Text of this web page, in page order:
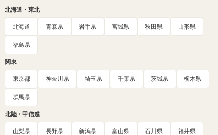
北海道・東北
北海道 青森県 岩手県 宮城県 秋田県 山形県
福島県
関東
東京都 神奈川県 埼玉県 千葉県 茨城県 栃木県
群馬県
北陸・甲信越
山梨県 長野県 新潟県 富山県 石川県 福井県